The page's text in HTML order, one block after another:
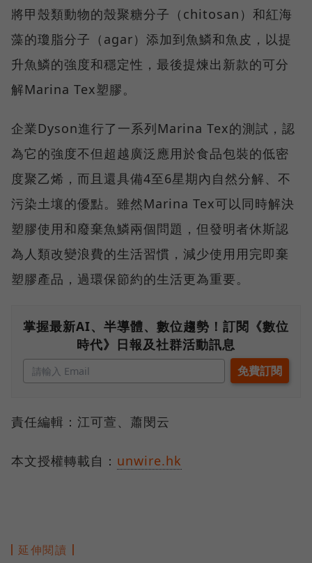
將甲殼類動物的殼聚糖分子（chitosan）和紅海
藻的瓊脂分子（agar）添加到魚鱗和魚皮，以提
升魚鱗的強度和穩定性，最後提煉出新款的可分
解Marina Tex塑膠。
企業Dyson進行了一系列Marina Tex的測試，認
為它的強度不但超越廣泛應用於食品包裝的低密
度聚乙烯，而且還具備4至6星期內自然分解、不
污染土壤的優點。雖然Marina Tex可以同時解決
塑膠使用和廢棄魚鱗兩個問題，但發明者休斯認
為人類改變浪費的生活習慣，減少使用用完即棄
塑膠產品，過環保節約的生活更為重要。
掌握最新AI、半導體、數位趨勢！訂閱《數位
時代》日報及社群活動訊息
責任編輯：江可萱、蕭閔云
本文授權轉載自： unwire.hk
延伸閱讀